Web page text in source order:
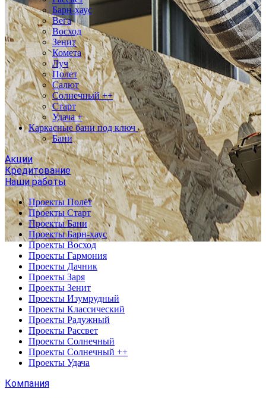
Барн-хаус
Вега
Восход
Зенит
Комета
Луч
Полет
Салют
Солнечный ++
Старт
Удача +
Каркасные бани под ключ
Бани
Акции
Кредитование
Наши работы
Проекты Полёт
Проекты Старт
Проекты Бани
Проекты Барн-хаус
Проекты Восход
Проекты Гармония
Проекты Дачник
Проекты Заря
Проекты Зенит
Проекты Изумрудный
Проекты Классический
Проекты Радужный
Проекты Рассвет
Проекты Солнечный
Проекты Солнечный ++
Проекты Удача
Компания